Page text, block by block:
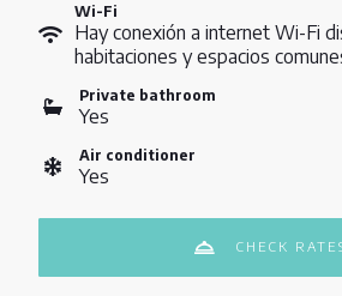
Wi-Fi
Hay conexión a internet Wi-Fi
habitaciones y espacios
Private bathroom
Yes
Air conditioner
Yes
CHECK